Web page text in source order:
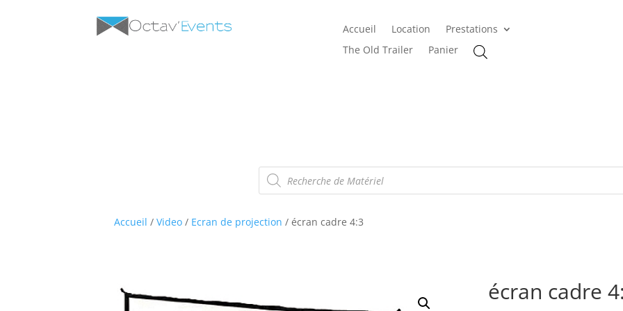
Accueil Location
Prestations
The Old Trailer
Panier
Recherche
de
produits
Accueil /Video / Ecran de projection / écran cadre 4:3
écran cadre